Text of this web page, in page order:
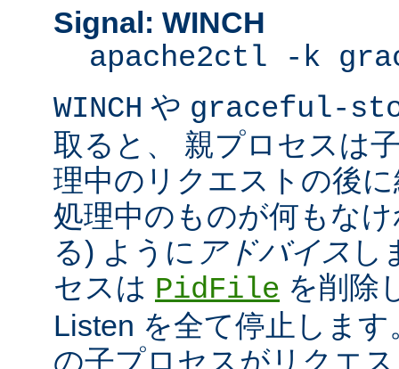
Signal: WINCH
apache2ctl -k
WINCH や graceful-
取ると、 親プロセスは
理中のリクエストの後
処理中のものが何もな
る) ように アドバイス し
セスは PidFile を削除
Listen を全て停止しま
の子プロセスがリクエ